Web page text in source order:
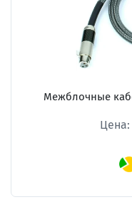
Межблочные
Цена: